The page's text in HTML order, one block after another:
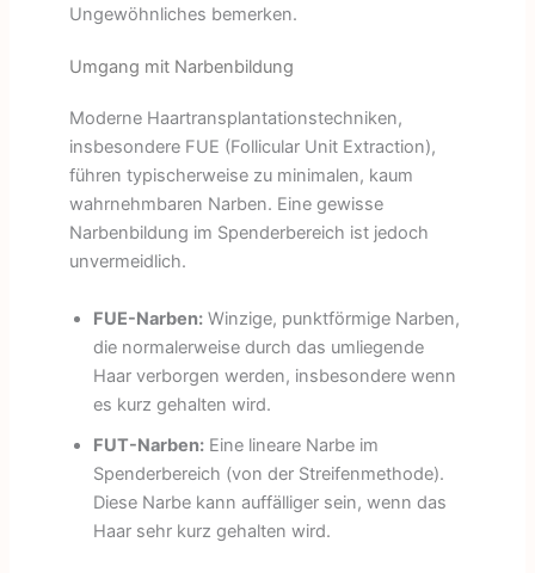
Ungewöhnliches bemerken.
Umgang mit Narbenbildung
Moderne Haartransplantationstechniken,
insbesondere FUE (Follicular Unit Extraction),
führen typischerweise zu minimalen, kaum
wahrnehmbaren Narben. Eine gewisse
Narbenbildung im Spenderbereich ist jedoch
unvermeidlich.
FUE-Narben:Winzige, punktförmige Narben,
die normalerweise durch das umliegende
Haar verborgen werden, insbesondere wenn
es kurz gehalten wird.
FUT-Narben:Eine lineare Narbe im
Spenderbereich (von der Streifenmethode).
Diese Narbe kann auffälliger sein, wenn das
Haar sehr kurz gehalten wird.